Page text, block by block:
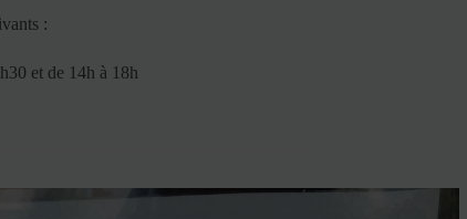
:
et de 14h à 18h